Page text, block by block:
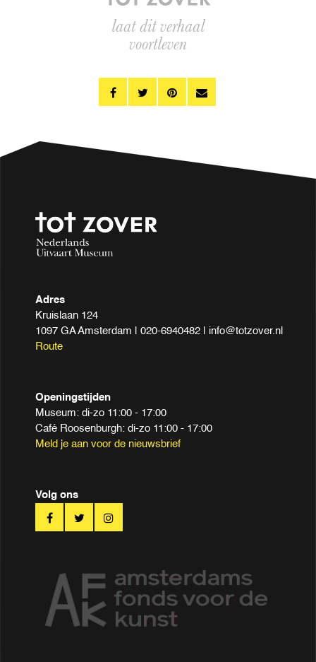
laat dit verhaal
voortleven
Adres
Kruislaan 124
1097 GA Amsterdam | 020-6940482 | info@totzover.nl
Route
Openingstijden
Museum: di-zo 11:00 - 17:00
Café Roosenburgh: di-zo 11:00 - 17:00
Meld je aan voor de nieuwsbrief
Volg ons